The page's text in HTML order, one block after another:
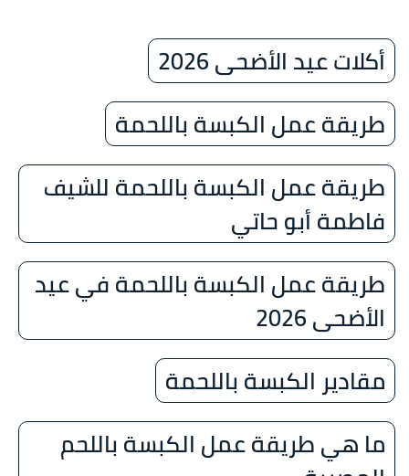
أكلات عيد الأضحى 2026
طريقة عمل الكبسة باللحمة
طريقة عمل الكبسة باللحمة للشيف
فاطمة أبو حاتي
طريقة عمل الكبسة باللحمة في عيد
الأضحى 2026
مقادير الكبسة باللحمة
ما هي طريقة عمل الكبسة باللحم